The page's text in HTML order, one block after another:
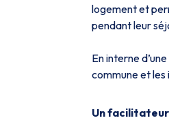
logement et
pendant leur
En interne
commune et
Un